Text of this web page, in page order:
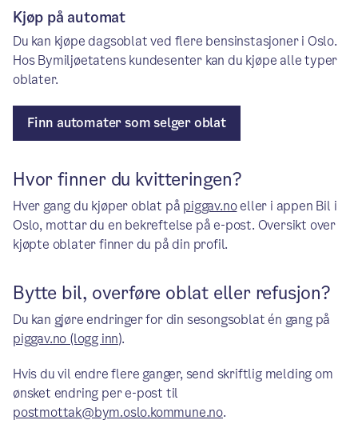
Kjøp på automat
Du kan kjøpe dagsoblat ved flere bensinstasjoner i Oslo.
Hos Bymiljøetatens kundesenter kan du kjøpe alle typer
oblater.
Finn automater som selger oblat
Hvor finner du kvitteringen?
Hver gang du kjøper oblat på piggav.noeller i appen Bil i
Oslo, mottar du en bekreftelse på e-post. Oversikt over
kjøpte oblater finner du på din profil.
Bytte bil, overføre oblat eller refusjon?
Du kan gjøre endringer for din sesongsoblat én gang på
piggav.no (logg inn).
Hvis du vil endre flere ganger, send skriftlig melding om
ønsket endring per e-post til
postmottak@bym.oslo.kommune.no.